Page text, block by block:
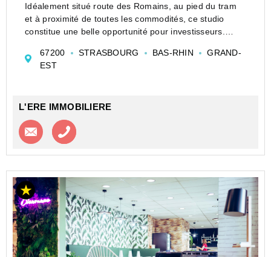
Idéalement situé route des Romains, au pied du tram
et à proximité de toutes les commodités, ce studio
constitue une belle opportunité pour investisseurs.
copropriété des années 80, il bénéficie d'un e...
67200 STRASBOURG BAS-RHIN
GRAND-
EST
L'ERE IMMOBILIERE
Contacter l'agence